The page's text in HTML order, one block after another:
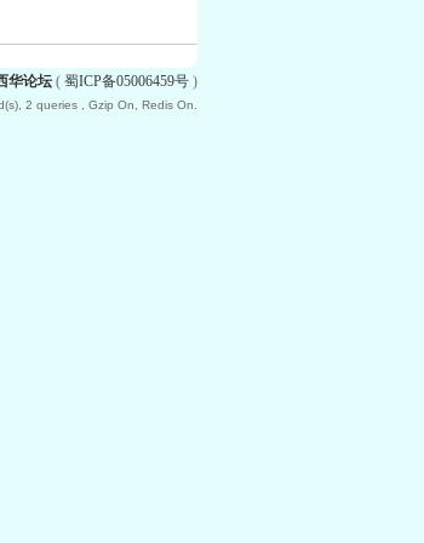
华论坛 ( 蜀ICP备05006459号 )
2 queries , Gzip On, Redis On.